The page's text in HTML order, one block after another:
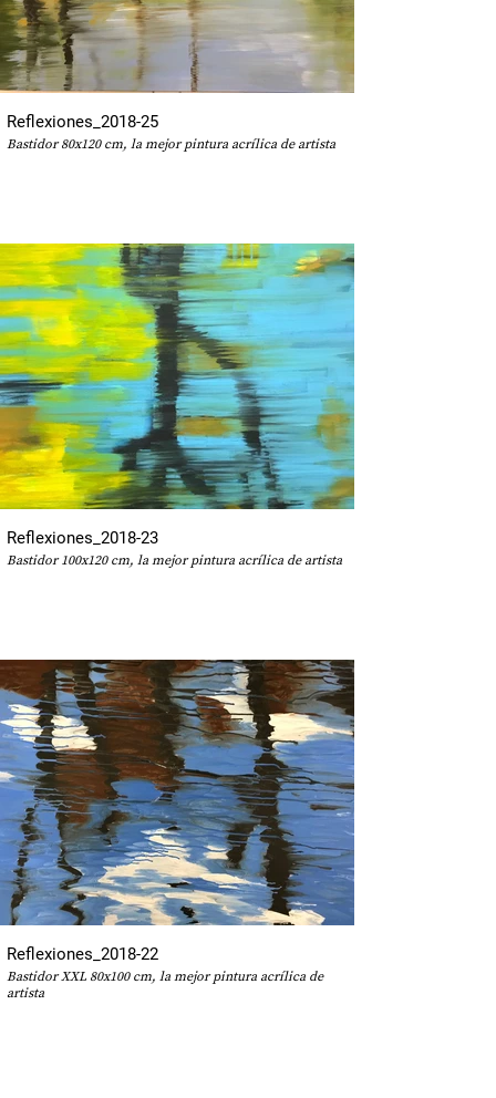
Reflexiones_2018-25
Bastidor 80x120 cm, la mejor pintura acrílica de artista
Reflexiones_2018-23
Bastidor 100x120 cm, la mejor pintura acrílica de artista
Reflexiones_2018-22
Bastidor XXL 80x100 cm, la mejor pintura acrílica de
artista